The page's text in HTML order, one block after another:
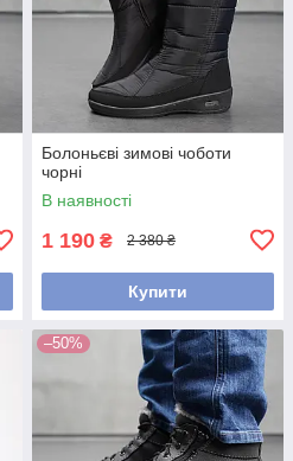
Болоньєві зимові чоботи
чорні
В наявності
1 190 ₴ 2 380 ₴
Купити
–50%